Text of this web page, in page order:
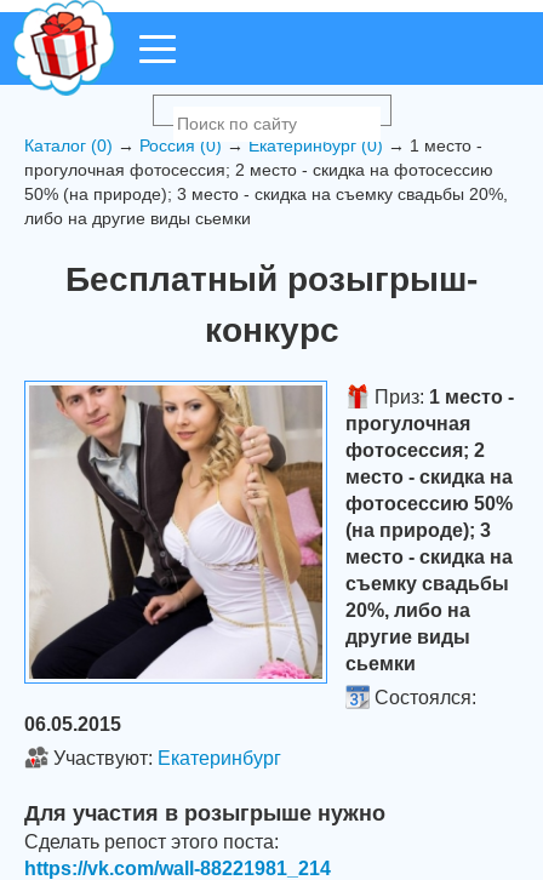
Каталог (0) → Россия (0) → Екатеринбург (0) → 1 место -
прогулочная фотосессия; 2 место - скидка на фотосессию
50% (на природе); 3 место - скидка на съемку свадьбы 20%,
либо на другие виды сьемки
Бесплатный розыгрыш-
конкурс
Приз: 1 место -
прогулочная
фотосессия; 2
место - скидка на
фотосессию 50%
(на природе); 3
место - скидка на
съемку свадьбы
20%, либо на
другие виды
сьемки
Состоялся:
06.05.2015
Участвуют: Екатеринбург
Для участия в розыгрыше нужно
Сделать репост этого поста:
https://vk.com/wall-88221981_214